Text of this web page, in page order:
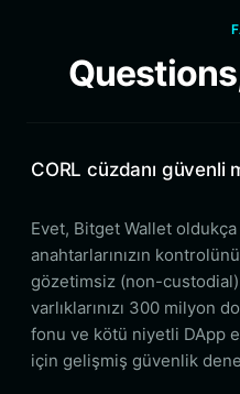
CORL cüzdanı güvenli
Evet, Bitget Wallet
anahtarlarınızın
gözetimsiz (non-custodial)
varlıklarınızı 300 milyon
fonu ve kötü niyetli DApp
için gelişmiş güvenlik